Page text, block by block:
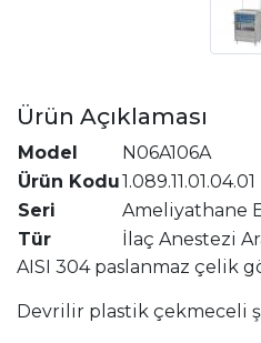
Ürün Açıklaması
Model
N06A106A
Ürün Kodu1.089.11.01.04.01
Seri
Ameliyathane
Tür
İlaç Anestezi
AISI 304 paslanmaz çelik
Devrilir plastik çekmeceli